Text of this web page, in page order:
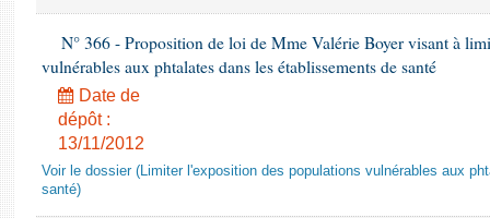
N° 366 - Proposition de loi de Mme Valérie Boyer visant à
vulnérables aux phtalates dans les établissements de santé
Date de
dépôt :
13/11/2012
Voir le dossier (Limiter l'exposition des populations vulnérables aux
santé)